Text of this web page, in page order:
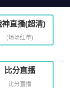
神直播(超清)
(场场红单)
比分直播
比分直播